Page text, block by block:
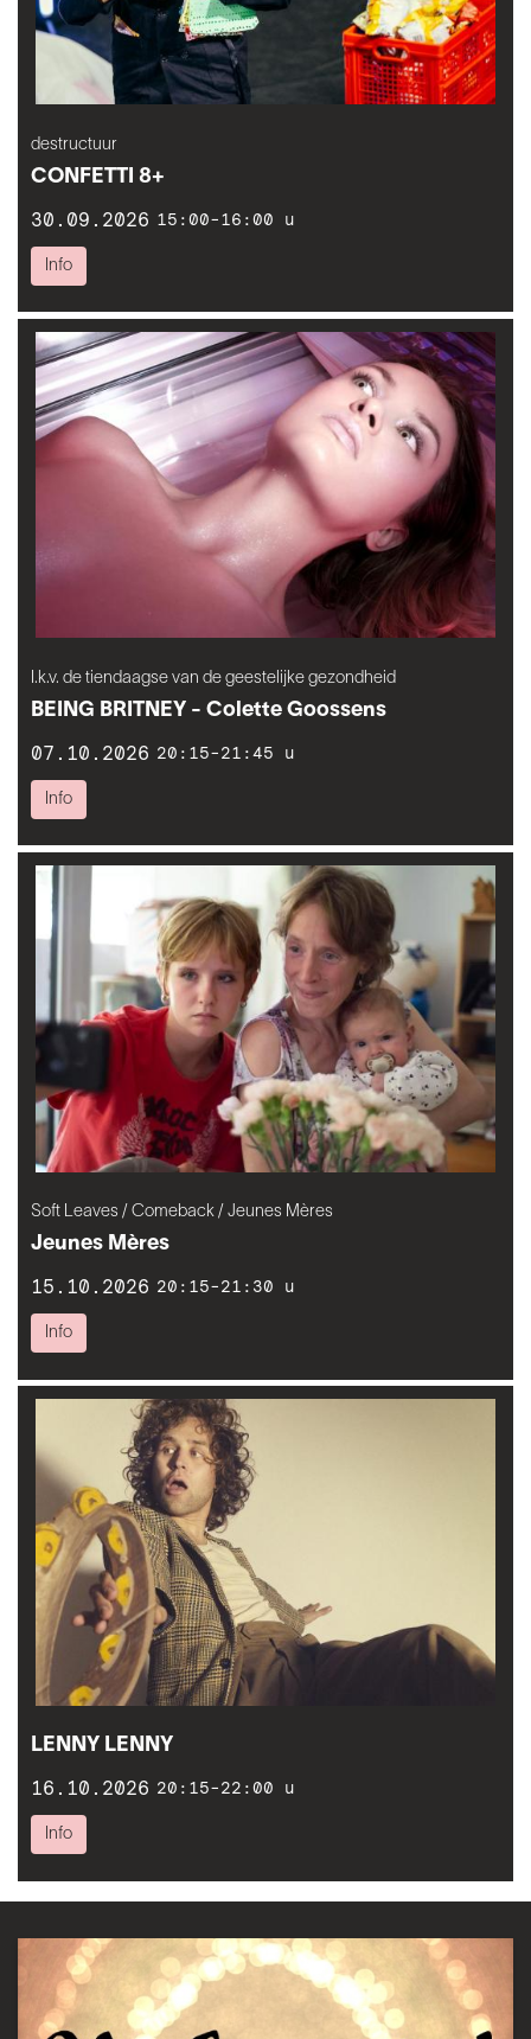
destructuur
CONFETTI 8+
30.09.2026 15:00-16:00 u
Info
I.k.v. de tiendaagse van de geestelijke gezondheid
BEING BRITNEY - Colette Goossens
07.10.2026 20:15-21:45 u
Info
Soft Leaves / Comeback / Jeunes Mères
Jeunes Mères
15.10.2026 20:15-21:30 u
Info
LENNY LENNY
16.10.2026 20:15-22:00 u
Info